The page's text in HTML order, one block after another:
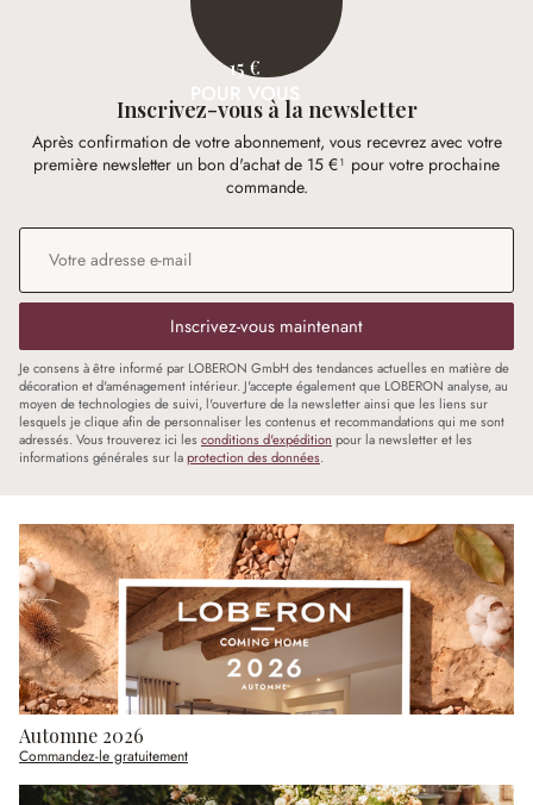
15 €
POUR VOUS
Inscrivez-vous à la newsletter
Après confirmation de votre abonnement, vous recevrez avec votre
première newsletter un bon d'achat de 15 €¹ pour votre prochaine
commande.
Adresse e-mail
Inscrivez-vous maintenant
Je consens à être informé par LOBERON GmbH des tendances actuelles en matière de
décoration et d'aménagement intérieur. J'accepte également que LOBERON analyse, au
moyen de technologies de suivi, l'ouverture de la newsletter ainsi que les liens sur
lesquels je clique afin de personnaliser les contenus et recommandations qui me sont
adressés. Vous trouverez ici les conditions d'expédition pour la newsletter et les
informations générales sur laprotection des données.
Automne 2026
Commandez-le gratuitement